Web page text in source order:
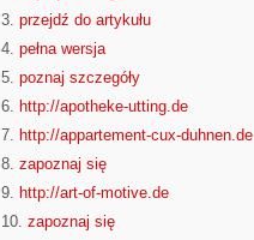
3. przejdź do artykułu
4. pełna wersja
5. poznaj szczegóły
6. http://apotheke-utting.de
7. http://appartement-cux-duhnen.de
8. zapoznaj się
9. http://art-of-motive.de
10. zapoznaj się